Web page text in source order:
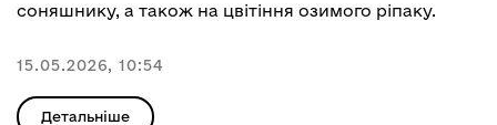
соняшнику, а також на цвітіння озимого ріпаку.
15.05.2026, 10:54
Детальніше